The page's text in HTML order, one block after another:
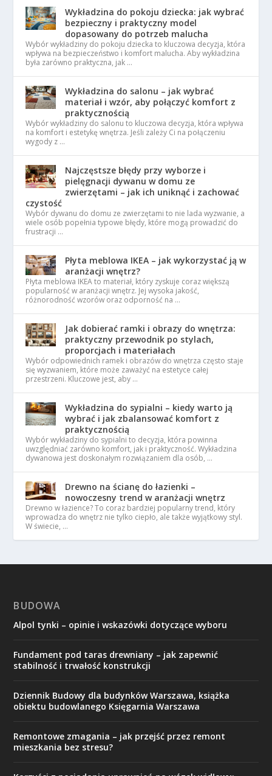
Wykładzina do pokoju dziecka: jak wybrać
bezpieczny i praktyczny model
dopasowany do potrzeb malucha
Wybór wykładziny do pokoju dziecka to kluczowa decyzja, która
wpływa na bezpieczeństwo i komfort malucha. Aby wykładzina
była zarówno praktyczna, jak …
Wykładzina do salonu – jak wybrać
materiał i wzór, aby połączyć komfort z
praktycznością
Wybór wykładziny do salonu to kluczowa decyzja, która wpływa
na komfort i estetykę wnętrza. Jeśli zależy Ci na połączeniu
wygody z …
Najczęstsze błędy przy wyborze i
pielęgnacji dywanu w domu ze
zwierzętami – jak ich uniknąć i zachować
czystość
Wybór dywanu do domu ze zwierzętami to nie lada wyzwanie, a
wiele osób popełnia typowe błędy, które mogą prowadzić do
frustracji …
Płyta meblowa IKEA – jak wykorzystać ją w
aranżacji wnętrz?
Płyta meblowa IKEA to materiał, który zyskuje coraz większą
popularność w aranżacji wnętrz. Jej wysoka jakość,
różnorodność wzorów oraz odporność na …
Jak dobierać ramki i obrazy do wnętrza:
praktyczny przewodnik po stylach,
proporcjach i materiałach
Wybór odpowiednich ramek i obrazów do wnętrza często staje
się wyzwaniem, które może zaważyć na estetyce całej
przestrzeni. Kluczowe jest, aby …
Wykładzina do sypialni – kiedy warto ją
wybrać i jak zbalansować komfort z
praktycznością
Wybór wykładziny do sypialni to decyzja, która powinna
uwzględniać zarówno komfort, jak i praktyczność. Wykładzina
dywanowa jest doskonałym rozwiązaniem dla osób, …
Drewno na ścianę do łazienki –
nowoczesny trend w aranżacji wnętrz
Drewno w łazience? To coraz bardziej popularny trend, który
wprowadza do wnętrz nie tylko ciepło, ale także wyjątkowy styl.
W świecie, …
BUDOWA
Alpol tynki – opinie i wskazówki dotyczące wyboru
Fundament pod taras drewniany – jak zapewnić
stabilność i trwałość konstrukcji
Dziennik Budowy dla budynków Warszawa, książka
obiektu budowlanego Księgarnia Warszawa
Remontowe zmagania – jak przejść przez remont
mieszkania bez stresu?